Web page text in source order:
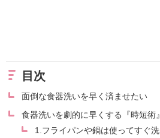
目次
面倒な食器洗いを早く済ませたい
食器洗いを劇的に早くする『時短術
1.フライパンや鍋は使ってすぐ洗